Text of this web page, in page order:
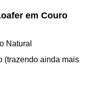
em Couro
Natural
(trazendo ainda mais